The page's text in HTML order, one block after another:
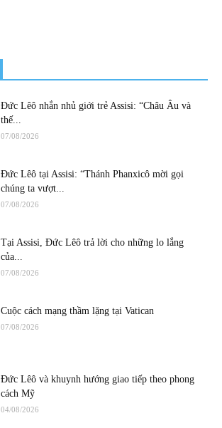
Đức Lêô nhắn nhủ giới trẻ Assisi: “Châu Âu và
thế...
07/08/2026
Đức Lêô tại Assisi: “Thánh Phanxicô mời gọi
chúng ta vượt...
07/08/2026
Tại Assisi, Đức Lêô trả lời cho những lo lắng
của...
07/08/2026
Cuộc cách mạng thầm lặng tại Vatican
07/08/2026
Đức Lêô và khuynh hướng giao tiếp theo phong
cách Mỹ
04/08/2026